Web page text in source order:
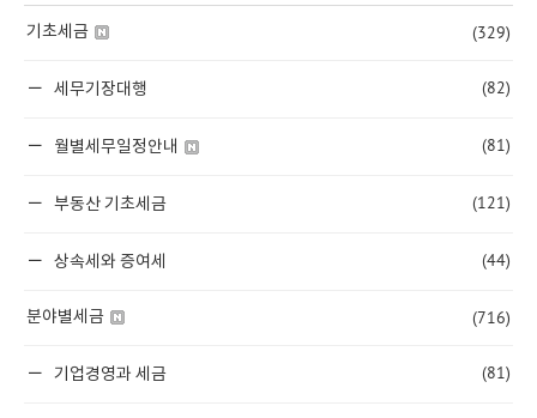
기초세금 (329)
세무기장대행 (82)
월별세무일정안내 (81)
부동산 기초세금 (121)
상속세와 증여세 (44)
분야별세금 (716)
기업경영과 세금 (81)